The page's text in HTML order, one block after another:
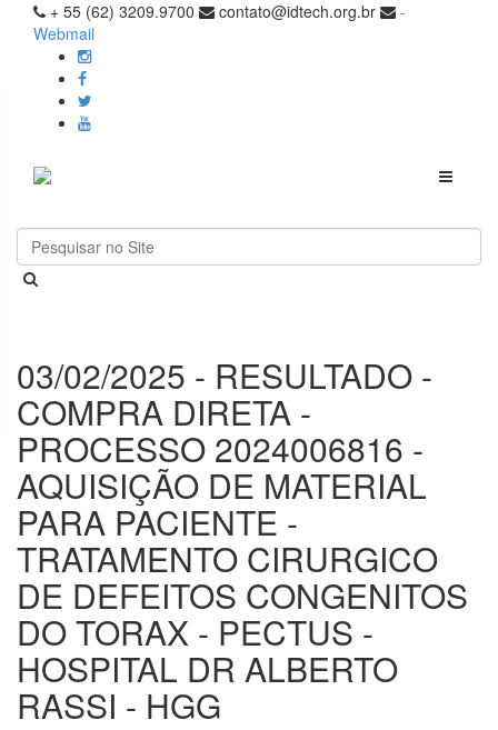
+ 55 (62) 3209.9700 contato@idtech.org.br
-
Webmail
Toggle
03/02/2025 - RESULTADO -
COMPRA DIRETA -
PROCESSO 2024006816 -
AQUISIÇÃO DE MATERIAL
PARA PACIENTE -
TRATAMENTO CIRURGICO
DE DEFEITOS CONGENITOS
DO TORAX - PECTUS -
HOSPITAL DR ALBERTO
RASSI - HGG